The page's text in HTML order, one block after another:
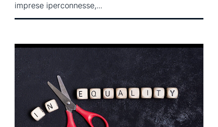
imprese iperconnesse,...